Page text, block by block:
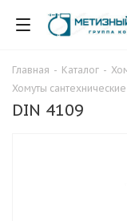
Главная - Каталог -
Хомуты
DIN 4109